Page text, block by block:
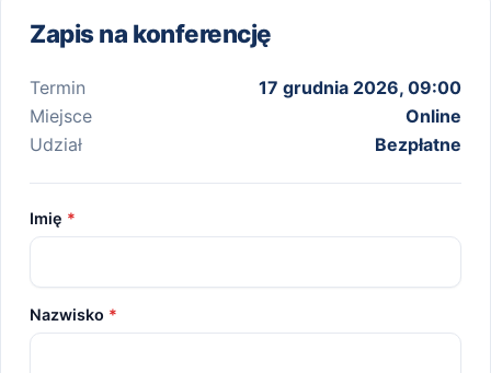
Zapis na konferencję
Termin
17 grudnia 2026, 09:00
Miejsce
Online
Udział
Bezpłatne
Imię *
Nazwisko *